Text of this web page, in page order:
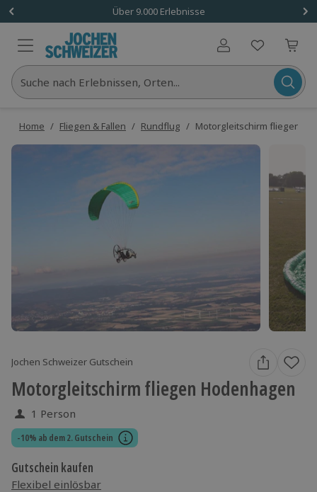
Über 9.000 Erlebnisse
Benutzerkonto
Suche nach Erlebnissen, Orten...
Home / Fliegen & Fallen / Rundflug / Motorgleitschirm fliegen
Jochen Schweizer Gutschein
Motorgleitschirm fliegen Hodenhagen
1 Person
-10% ab dem 2. Gutschein
Gutschein kaufen
Flexibel einlösbar